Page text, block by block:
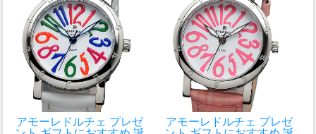
アモーレドルチェ プレゼ
アモーレドルチェ プレゼ